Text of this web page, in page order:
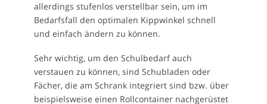
allerdings stufenlos verstellbar sein, um im
Bedarfsfall den optimalen Kippwinkel schnell
und einfach ändern zu können.
Sehr wichtig, um den Schulbedarf auch
verstauen zu können, sind Schubladen oder
Fächer, die am Schrank integriert sind bzw. über
beispielsweise einen Rollcontainer nachgerüstet